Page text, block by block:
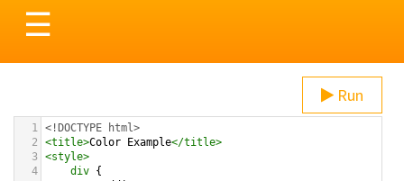
Toggle
navigation
☰
Run
1 <!DOCTYPE html>
2
<title>Color Example</title>
3 <style>
4
div {